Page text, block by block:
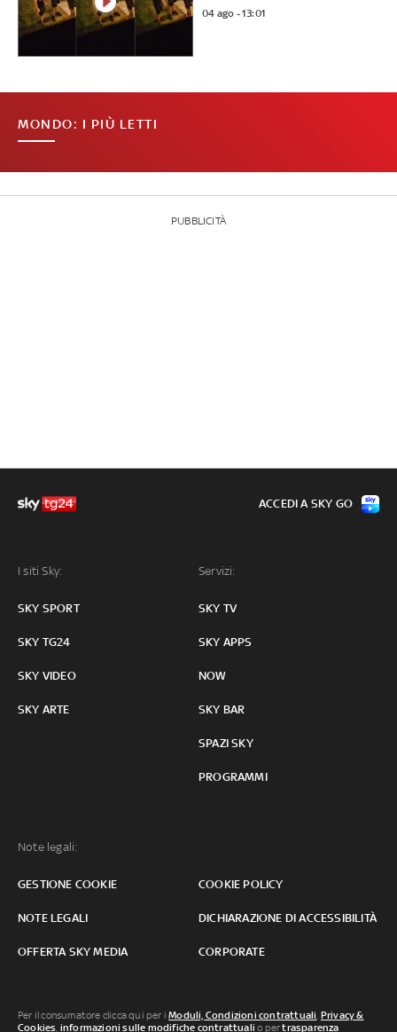
04 ago - 13:01
MONDO: I PIÙ LETTI
PUBBLICITÀ
I siti Sky:
SKY SPORT
SKY TG24
SKY VIDEO
SKY ARTE
Servizi:
SKY TV
SKY APPS
NOW
SKY BAR
SPAZI SKY
PROGRAMMI
Note legali:
GESTIONE COOKIE COOKIE POLICY
NOTE LEGALI DICHIARAZIONE DI ACCESSIBILITÀ
OFFERTA SKY MEDIA CORPORATE
ACCEDI A SKY GO
Per il consumatore clicca qui per iModuli, Condizioni contrattuali, Privacy &
Cookies, informazioni sulle modifiche contrattuali o pertrasparenza